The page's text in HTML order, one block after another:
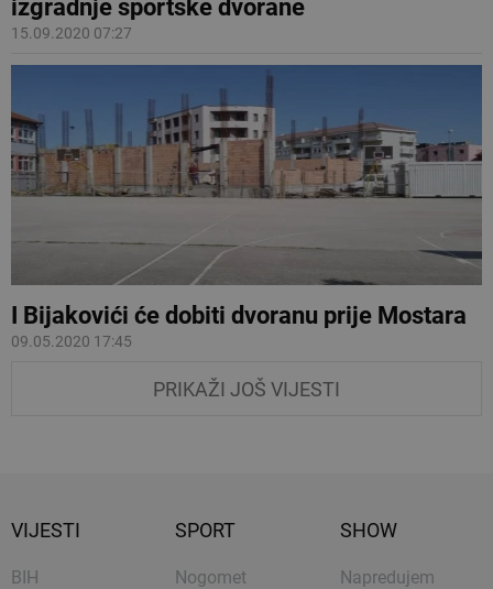
izgradnje sportske dvorane
15.09.2020 07:27
I Bijakovići će dobiti dvoranu prije Mostara
09.05.2020 17:45
PRIKAŽI JOŠ VIJESTI
VIJESTI
BIH
SPORT
Nogomet
SHOW
Napredujem